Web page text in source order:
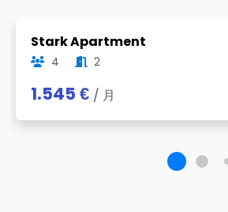
Stark Apartment
4 2
1.545 € / 月